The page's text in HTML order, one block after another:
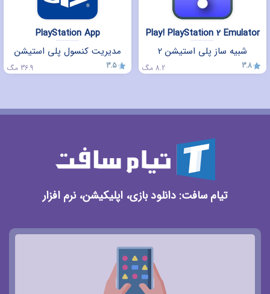
Play! PlayStation 2 Emulator
شبیه ساز پلی استیشن 2
3.8 8.2 مگ
PlayStation App
مدیریت کنسول پلی استیشن
3.5 36.9 مگ
تیام سافت: دانلود بازی، اپلیکیشن، نرم افزار